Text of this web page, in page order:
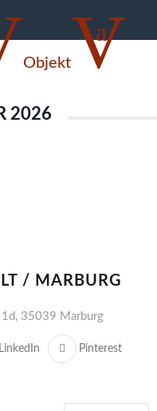
2026
/ MARBURG
1d, 35039 Marburg
LinkedIn Pinterest
ObjektV